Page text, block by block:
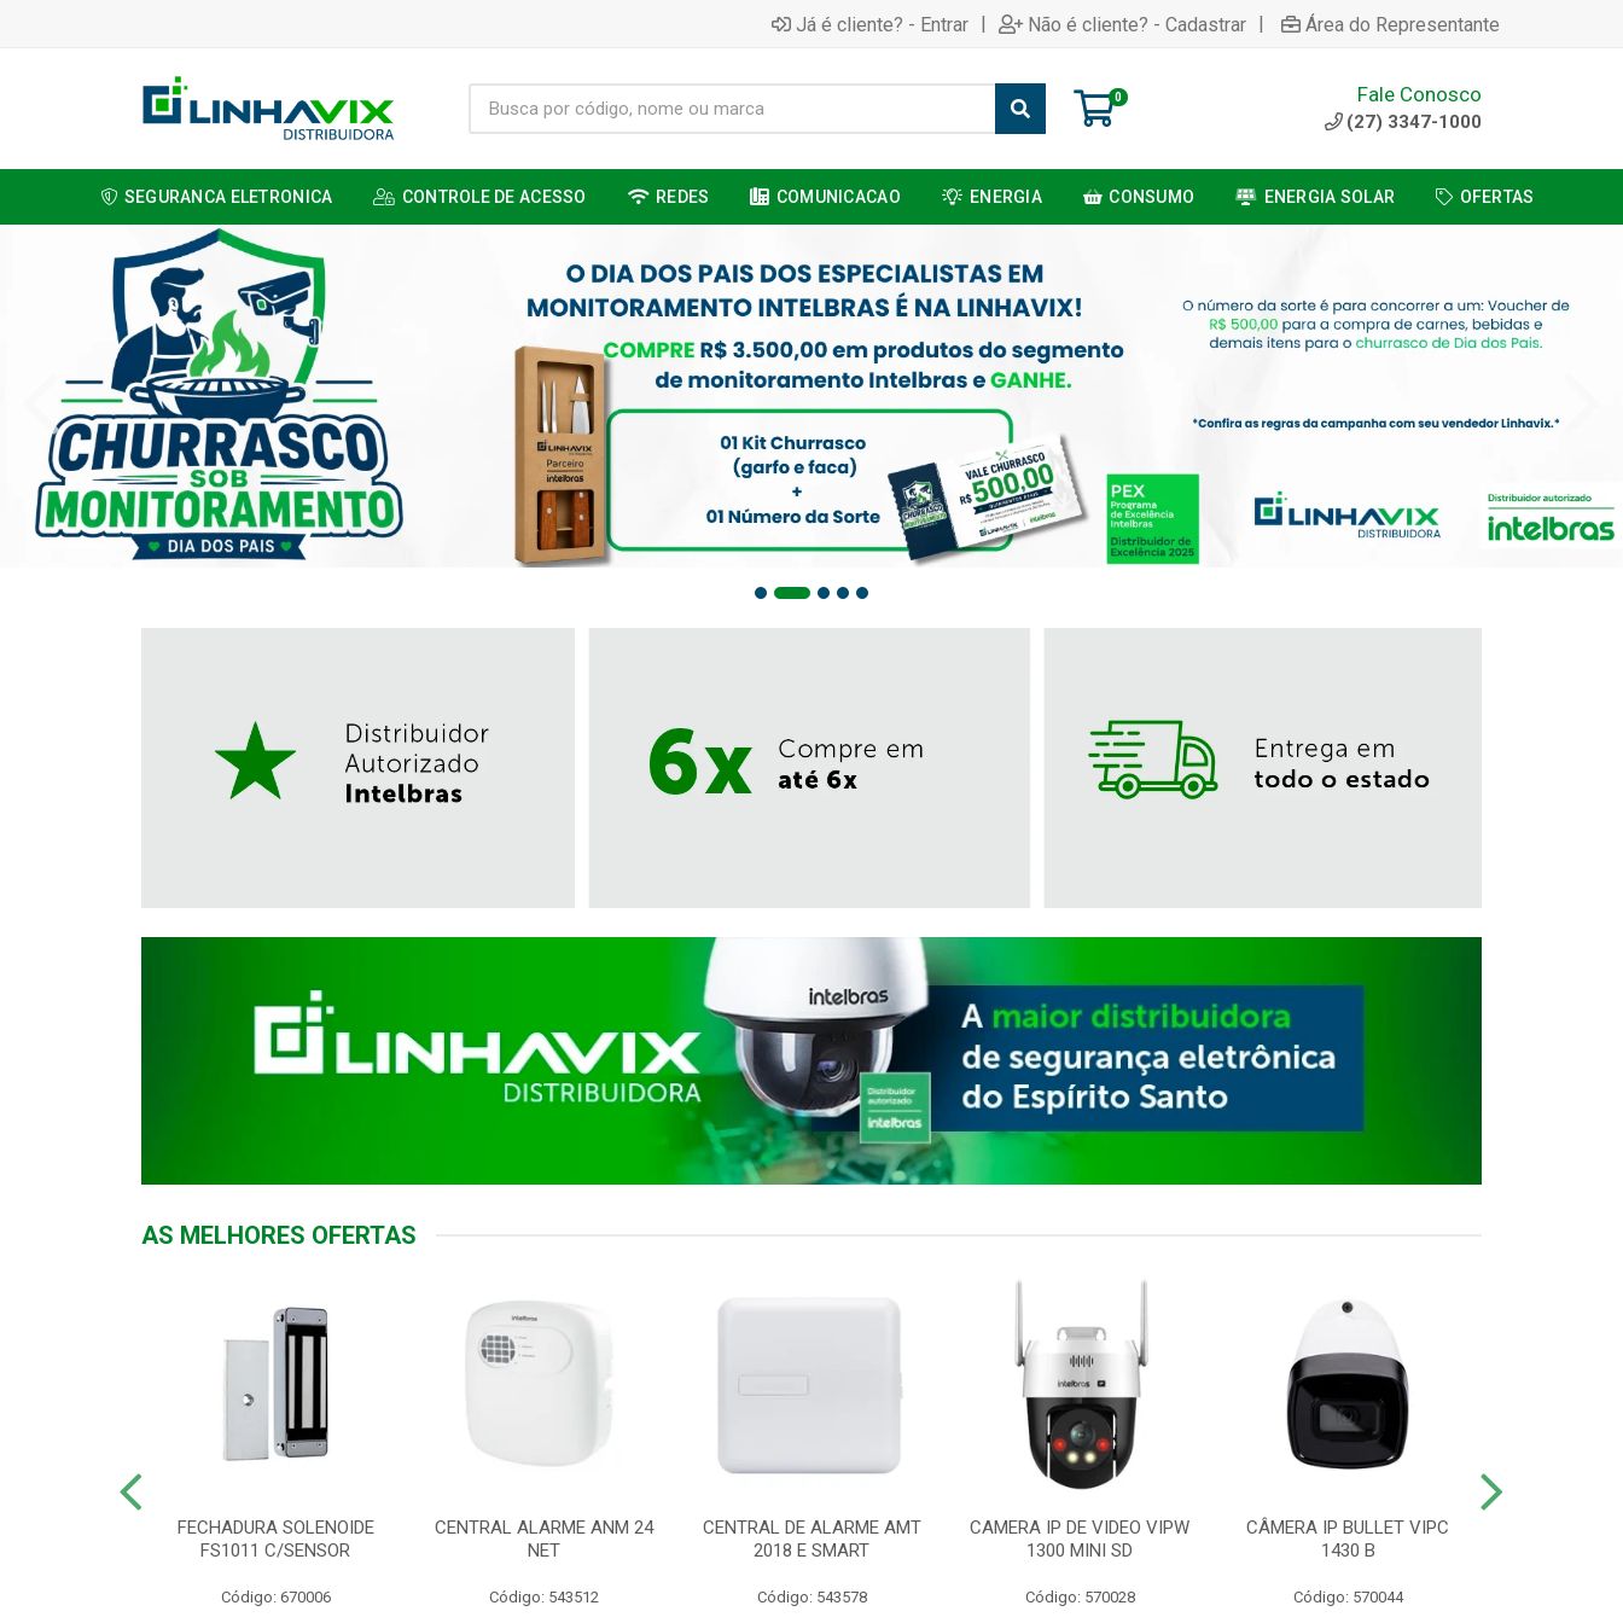
Já é cliente? - Entrar | Não é cliente? - Cadastrar | Área do Representante
0 Fale Conosco
(27) 3347-1000
SEGURANCA ELETRONICA CONTROLE DE ACESSO REDES COMUNICACAO ENERGIA CONSUMO ENERGIA SOLAR OFERTAS
AS MELHORES OFERTAS
FECHADURA SOLENOIDE
FS1011 C/SENSOR
Código: 670006
CENTRAL ALARME ANM 24
NET
Código: 543512
CENTRAL DE ALARME AMT
2018 E SMART
Código: 543578
CAMERA IP DE VIDEO VIPW
1300 MINI SD
Código: 570028
CÂMERA IP BULLET VIPC
1430 B
Código: 570044